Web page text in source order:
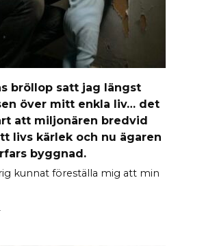
bröllop satt jag längst
över mitt enkla liv… det
att miljonären bredvid
livs kärlek och nu ägaren
byggnad.
kunnat föreställa mig att min